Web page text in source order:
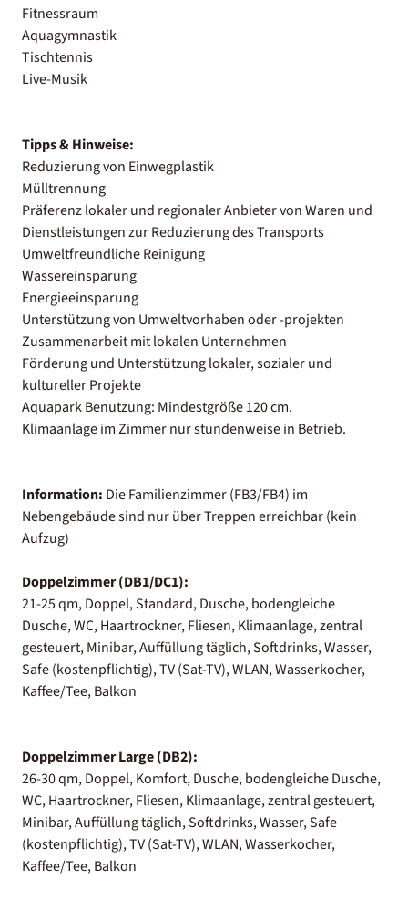
Fitnessraum
Aquagymnastik
Tischtennis
Live-Musik
Tipps & Hinweise:
Reduzierung von Einwegplastik
Mülltrennung
Präferenz lokaler und regionaler Anbieter von Waren und
Dienstleistungen zur Reduzierung des Transports
Umweltfreundliche Reinigung
Wassereinsparung
Energieeinsparung
Unterstützung von Umweltvorhaben oder -projekten
Zusammenarbeit mit lokalen Unternehmen
Förderung und Unterstützung lokaler, sozialer und
kultureller Projekte
Aquapark Benutzung: Mindestgröße 120 cm.
Klimaanlage im Zimmer nur stundenweise in Betrieb.
Information: Die Familienzimmer (FB3/FB4) im
Nebengebäude sind nur über Treppen erreichbar (kein
Aufzug)
Doppelzimmer (DB1/DC1):
21-25 qm, Doppel, Standard, Dusche, bodengleiche
Dusche, WC, Haartrockner, Fliesen, Klimaanlage, zentral
gesteuert, Minibar, Auffüllung täglich, Softdrinks, Wasser,
Safe (kostenpflichtig), TV (Sat-TV), WLAN, Wasserkocher,
Kaffee/Tee, Balkon
Doppelzimmer Large (DB2):
26-30 qm, Doppel, Komfort, Dusche, bodengleiche Dusche,
WC, Haartrockner, Fliesen, Klimaanlage, zentral gesteuert,
Minibar, Auffüllung täglich, Softdrinks, Wasser, Safe
(kostenpflichtig), TV (Sat-TV), WLAN, Wasserkocher,
Kaffee/Tee, Balkon